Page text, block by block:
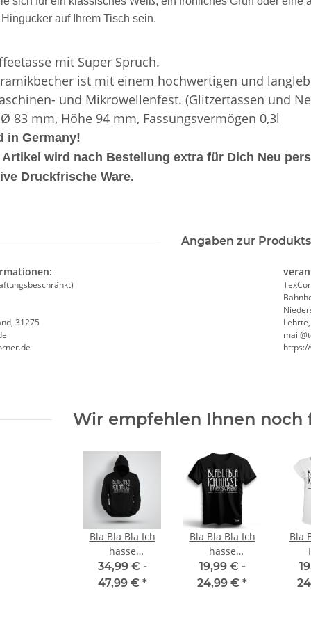
auf Ihrem Tisch sein.
mit Super Spruch.
ist mit einem hochwertigen und
und Mikrowellenfest. (Glitzertassen und
83 mm, Höhe 94 mm, Fassungsvermögen 0,3l
in Germany!
Artikel wird nach Bestellung extra für Dich Neu
Druckfrische Ware.
Angaben zur
31275
Wir empfehlen Ihnen noch
Bla Bla Bla Ich
hasse
Menschen -
Steine sind OK -
34,99 € -
47,99 € *
Bla Bla Bla Ich
hasse
Menschen -
Steine sind OK -
19,99 € -
24,99 € *
Bla
#190
Feuerwehr Trinkflasche 5010
farbig 1000ml inkl.
14,99 €*
LEITUNG
Piktogramm
Lieber einen Heben, statt sich
fest zu Kleben Warnweste JGA,
Geburtstags
Gästebuch - 18. Geburtstag -